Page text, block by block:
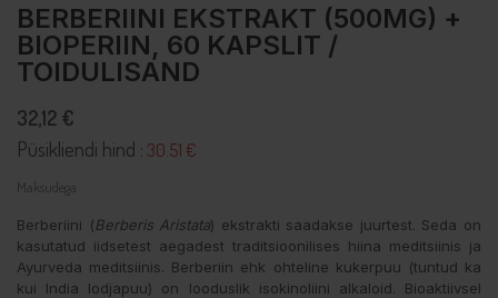
BERBERIINI EKSTRAKT (500MG) +
BIOPERIIN, 60 KAPSLIT /
TOIDULISAND
32,12 €
Püsikliendi hind : 30.51 €
Maksudega
Berberiini (Berberis Aristata) ekstrakti saadakse juurtest. Seda on
kasutatud iidsetest aegadest traditsioonilises hiina meditsiinis ja
Ayurveda meditsiinis. Berberiin ehk ohteline kukerpuu (tuntud ka
kui India lodjapuu) on looduslik isokinoliini alkaloid. Bioaktiivsel